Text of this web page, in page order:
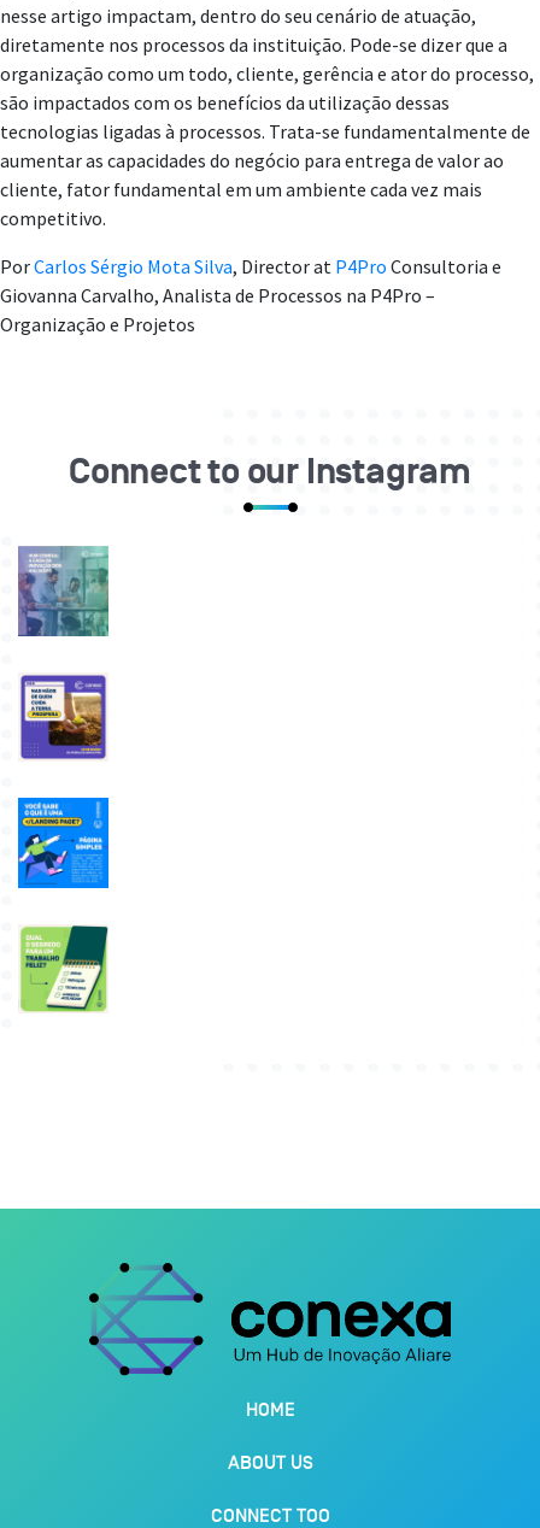
nesse artigo impactam, dentro do seu cenário de atuação,
diretamente nos processos da instituição. Pode-se dizer que a
organização como um todo, cliente, gerência e ator do processo,
são impactados com os benefícios da utilização dessas
tecnologias ligadas à processos. Trata-se fundamentalmente de
aumentar as capacidades do negócio para entrega de valor ao
cliente, fator fundamental em um ambiente cada vez mais
competitivo.
PorCarlos Sérgio Mota Silva, Director at P4Pro Consultoria e
Giovanna Carvalho, Analista de Processos na P4Pro –
Organização e Projetos
Connect to our Instagram
HOME
ABOUT US
CONNECT TOO